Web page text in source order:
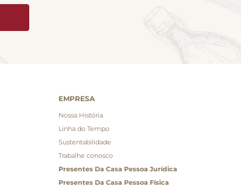
EMPRESA
Nossa História
Linha do Tempo
Sustentabilidade
Trabalhe conosco
Presentes Da Casa Pessoa Jurídica
Presentes Da Casa Pessoa Física